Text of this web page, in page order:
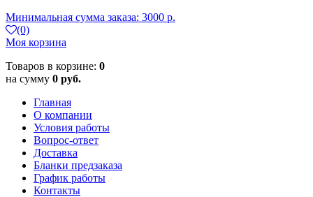
Минимальная сумма заказа: 3000 р.
(0)
Моя корзина
Товаров в корзине: 0
на сумму 0 руб.
Главная
О компании
Условия работы
Вопрос-ответ
Доставка
Бланки предзаказа
График работы
Контакты